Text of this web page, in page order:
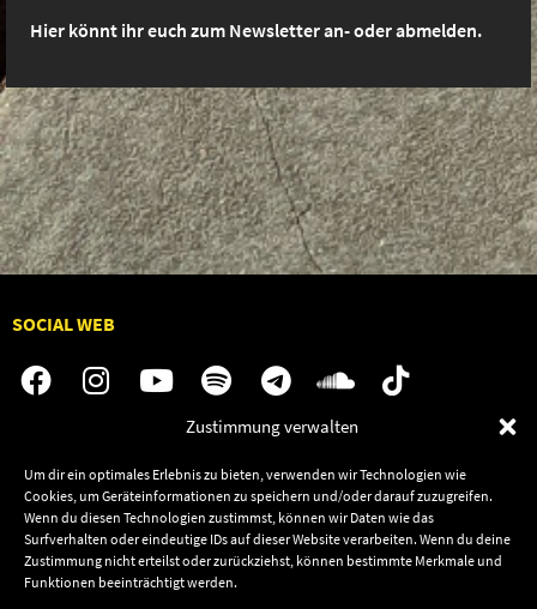
Zustimmung verwalten
Um dir ein optimales Erlebnis zu bieten, verwenden wir Technologien wie
Cookies, um Geräteinformationen zu speichern und/oder darauf zuzugreifen.
Wenn du diesen Technologien zustimmst, können wir Daten wie das
Surfverhalten oder eindeutige IDs auf dieser Website verarbeiten. Wenn du deine
Zustimmung nicht erteilst oder zurückziehst, können bestimmte Merkmale und
Funktionen beeinträchtigt werden.
Hier könnt ihr euch zum Newsletter an- oder abmelden.
SOCIAL WEB
News
Artists
Releases
Friends
Kontakt
Termine
Shop